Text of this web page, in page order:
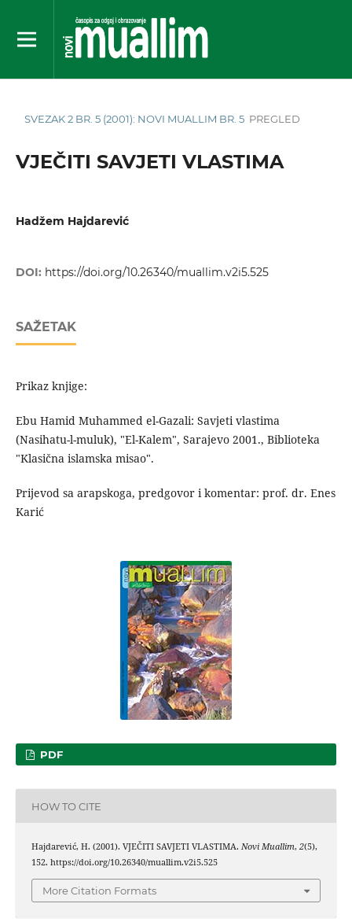
SVEZAK 2 BR. 5 (2001): NOVI MUALLIM BR. 5 PREGLED
VJEČITI SAVJETI VLASTIMA
Hadžem Hajdarević
DOI: https://doi.org/10.26340/muallim.v2i5.525
SAŽETAK
Prikaz knjige:
Ebu Hamid Muhammed el-Gazali: Savjeti vlastima
(Nasihatu-l-muluk), "El-Kalem", Sarajevo 2001., Biblioteka
"Klasična islamska misao".
Prijevod sa arapskoga, predgovor i komentar: prof. dr. Enes
Karić
PDF
HOW TO CITE
Hajdarević, H. (2001). VJEČITI SAVJETI VLASTIMA. Novi Muallim, 2(5),
152. https://doi.org/10.26340/muallim.v2i5.525
More Citation Formats